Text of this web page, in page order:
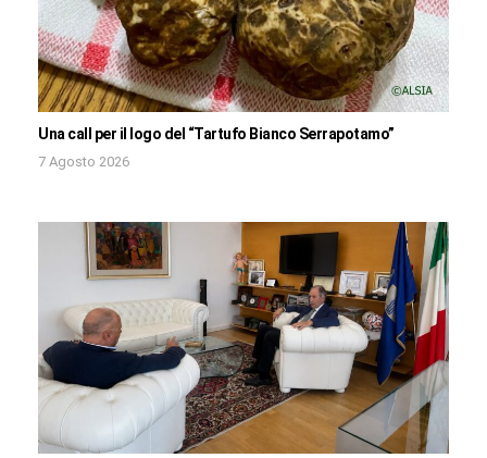
Una call per il logo del “Tartufo Bianco Serrapotamo”
7 Agosto 2026